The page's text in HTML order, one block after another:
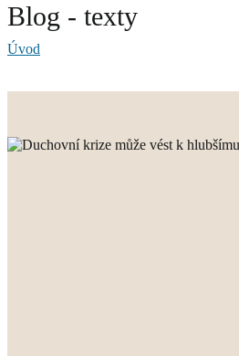
Blog - texty
Úvod